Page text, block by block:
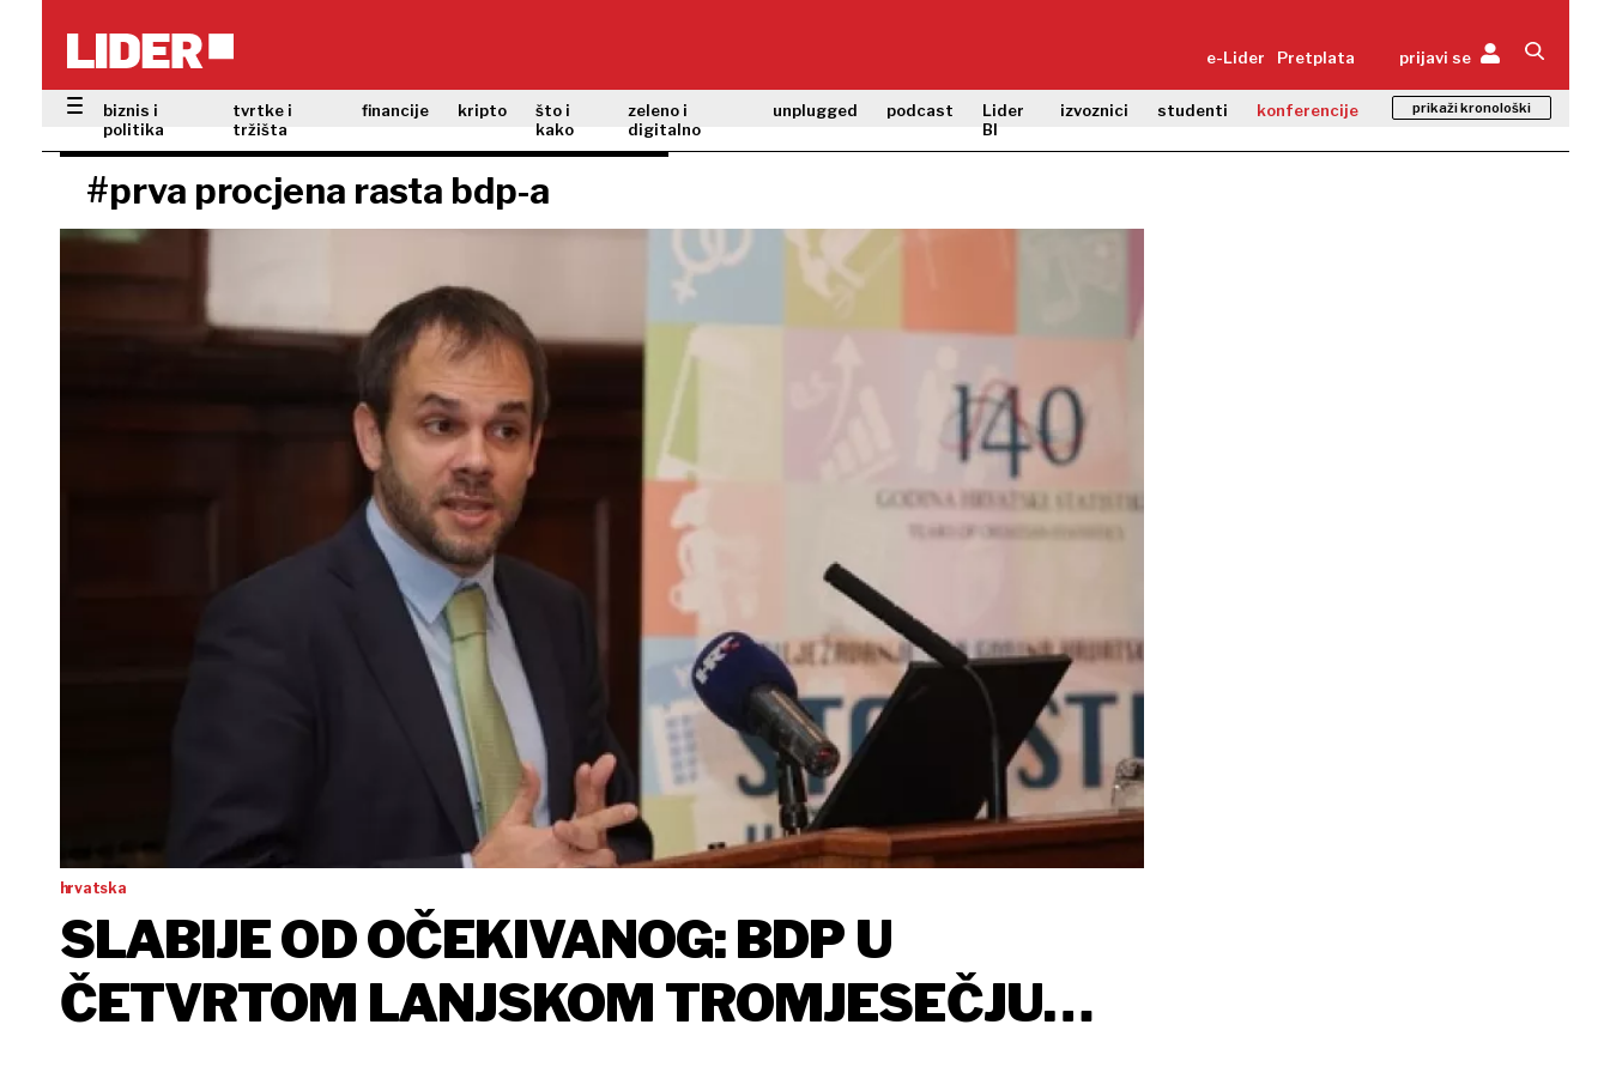
e-Lider Pretplata prijavi se
biznis i
politika
tvrtke i
tržišta
financije kripto
što i
kako
zeleno i
digitalno
unplugged podcast
Lider
BI
izvoznici studenti konferencije prikaži kronološki
#prva procjena rasta bdp-a
hrvatska
SLABIJE OD OČEKIVANOG: BDP U
ČETVRTOM LANJSKOM TROMJESEČJU